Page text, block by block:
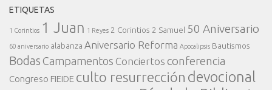
ETIQUETAS
1 Corintios 1 Juan 1 Reyes 2 Corintios 2 Samuel 50 Aniversario
60 aniversario alabanza Aniversario Reforma Apocalipsis Bautismos
Bodas Campamentos Conciertos conferencia
Congreso FIEIDE culto resurrección devocional